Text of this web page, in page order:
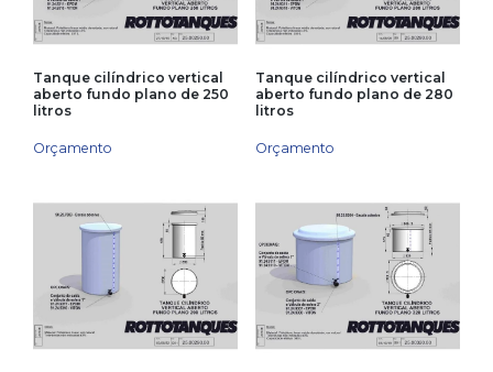
Tanque cilíndrico vertical
aberto fundo plano de 250
litros
Orçamento
Tanque cilíndrico vertical
aberto fundo plano de 280
litros
Orçamento